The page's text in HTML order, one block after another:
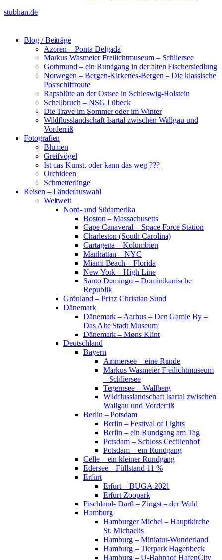
stubhan.de
Blog / Beiträge
Azoren – Ponta Delgada
Markus Wasmeier Freilichtmuseum – Schliersee
Gothmund – ein Rundgang in der alten Fischersiedlung
Norwegen – Bergen-Kirkenes-Bergen – Die klassische
Postschiffroute
Rapsblüte an der Ostsee in Schleswig-Holstein
Schellbruch – NSG Lübeck
Die Trave im Sommer oder im Winter
Wildflusslandschaft Isartal zwischen Wallgau und
Vorderriß
Fotografien
Blumen
Greifvögel
Ist das Kunst, oder kann das weg ???
Orchideen
Schmetterlinge
Reisen – Länderauswahl
Weltweit
Nord- und Südamerika
Boston – Massachusetts
Cape Canaveral – Space Force Station
Charleston (South Carolina)
Cartagena – Kolumbien
Manhattan – NYC
Miami Beach – Florida
New York – High Line
Santo Domingo – Dominikanische
Republik
Grönland – Prinz Christian Sund
Dänemark
Dänemark – Aarhus – Den Gamle By –
Das Alte Stadt Museum
Dänemark – Møns Klint
Deutschland
Bayern
Ammersee – eine Runde
Markus Wasmeier Freilichtmuseum
– Schliersee
Tegernsee – Wallberg
Wildflusslandschaft Isartal zwischen
Wallgau und Vorderriß
Berlin – Potsdam
Berlin – Festival of Lights
Berlin – ein Rundgang am Tag
Potsdam – Schloss Cecilienhof
Potsdam – ein Rundgang
Celle – ein kleiner Rundgang
Edersee – Füllstand 11 %
Erfurt
Erfurt – BUGA 2021
Erfurt Zoopark
Fischland- Darß – Zingst – der Wald
Hamburg
Hamburger Michel – Hauptkirche
St. Michaelis
Hamburg – Miniatur-Wunderland
Hamburg – Tierpark Hagenbeck
Hamburg – U-Bahnhof HafenCity